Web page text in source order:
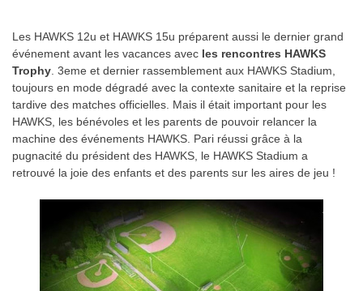
Les HAWKS 12u et HAWKS 15u préparent aussi le dernier grand
événement avant les vacances avec les rencontres HAWKS
Trophy . 3eme et dernier rassemblement aux HAWKS Stadium,
toujours en mode dégradé avec la contexte sanitaire et la reprise
tardive des matches officielles. Mais il était important pour les
HAWKS, les bénévoles et les parents de pouvoir relancer la
machine des événements HAWKS. Pari réussi grâce à la
pugnacité du président des HAWKS, le HAWKS Stadium a
retrouvé la joie des enfants et des parents sur les aires de jeu !